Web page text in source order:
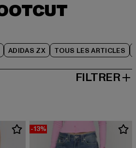
ADIDAS ZX TOUS LES ARTICLES
FILTRER
-13%